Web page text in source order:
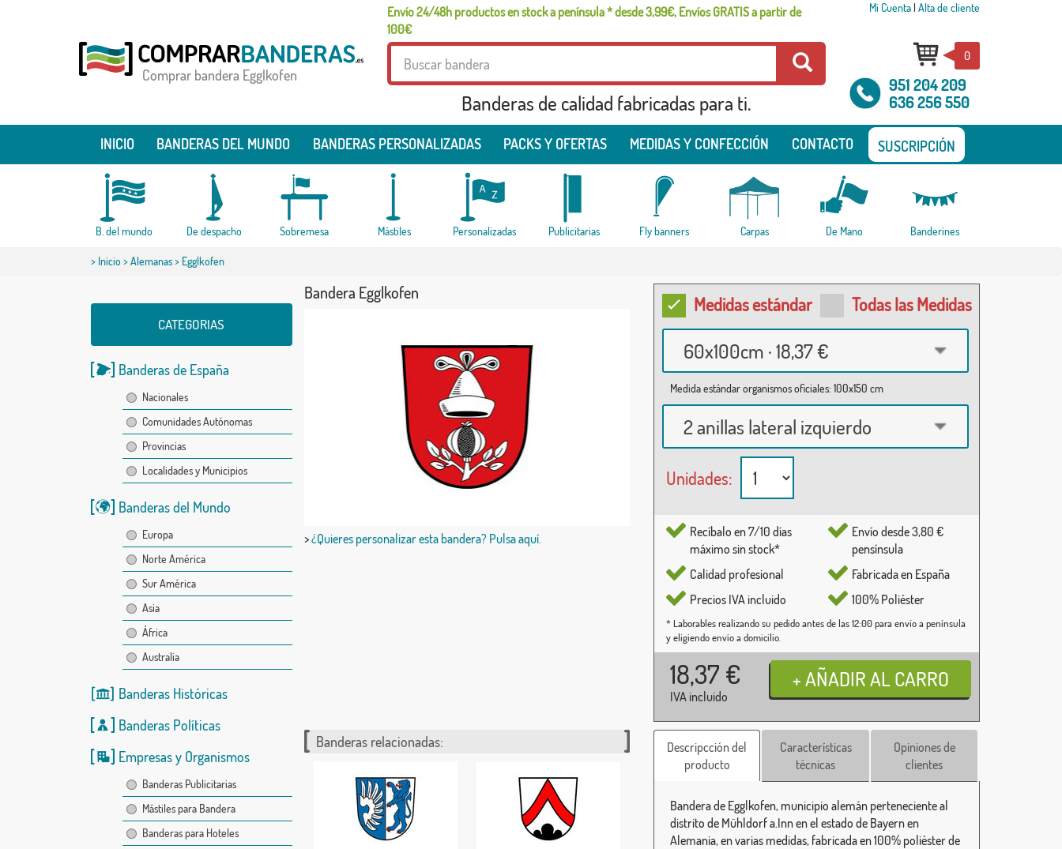
Envío 24/48h productos en stock a península * desde 3,99€, Envíos GRATIS a partir de
100€
Mi Cuenta| Alta de cliente
Comprar bandera Egglkofen
Banderas de calidad fabricadas para ti.
0
951 204 209
636 256 550
INICIO BANDERAS DEL MUNDO BANDERAS PERSONALIZADAS PACKS Y OFERTAS MEDIDAS Y CONFECCIÓN CONTACTO SUSCRIPCIÓN
B. del mundo De despacho Sobremesa Mástiles Personalizadas Publicitarias Fly banners Carpas De Mano Banderines
> Inicio>Alemanas> Egglkofen
CATEGORIAS
Banderas de España
Nacionales
Comunidades Autónomas
Provincias
Localidades y Municipios
Banderas del Mundo
Europa
Norte América
Sur América
Asia
África
Australia
Banderas Históricas
Banderas Políticas
Empresas y Organismos
Banderas Publicitarias
Mástiles para Bandera
Banderas para Hoteles
Bandera Egglkofen
>¿Quieres personalizar esta bandera? Pulsa aquí.
Medidas estándar Todas las Medidas
60x100cm · 18,37 €
Medida estándar organismos oficiales: 100x150 cm
2 anillas lateral izquierdo
Unidades:
Recíbalo en 7/10 días
máximo sin stock*
Calidad profesional
Precios IVA incluido
Envío desde 3,80 €
pensínsula
Fabricada en España
100% Poliéster
* Laborables realizando su pedido antes de las 12:00 para envío a península
y eligiendo envío a domicilio.
18,37 €
IVA incluido
Banderas relacionadas:
Descripcción del
producto
Características
técnicas
Opiniones de
clientes
Bandera de Egglkofen, municipio alemán perteneciente al
distrito de Mühldorf a.Inn en el estado de Bayern en
Alemania, en varias medidas, fabricada en 100% poliéster de